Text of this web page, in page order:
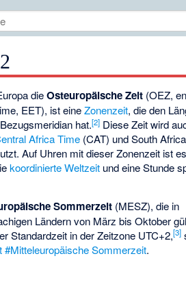
dieOsteuropäische Zeit (OEZ,
EET), ist eineZonenzeit, die den
hat.[2] Diese Zeit wird
Africa Time (CAT) undSouth
Auf Uhren mit dieser Zonenzeit ist
koordinierte Weltzeit und eine Stunde
Sommerzeit (MESZ), die in
Ländern von März bis Oktober
Standardzeit in der Zeitzone UTC+2,[3]
#Mitteleuropäische Sommerzeit.